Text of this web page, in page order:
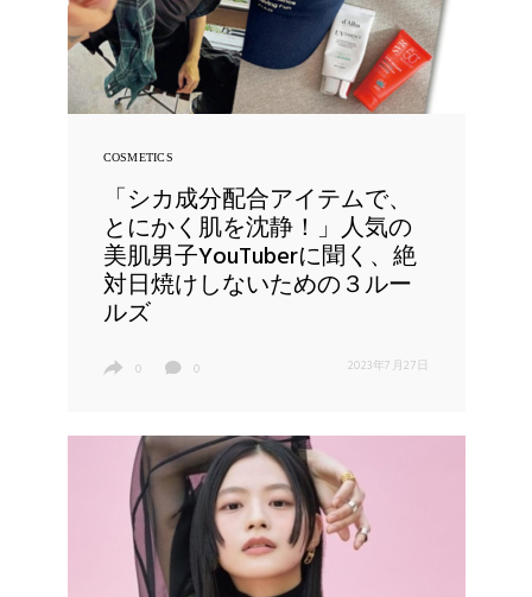
COSMETICS
「シカ成分配合アイテムで、
とにかく肌を沈静！」人気の
美肌男子YouTuberに聞く、絶
対日焼けしないための３ルー
ルズ
0 0 2023年7月27日